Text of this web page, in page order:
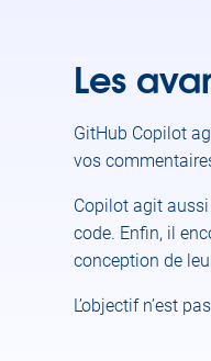
Les
GitHub Copilot
vos
Copilot agit
code. Enfin, il
conception de
L’objectif n’est